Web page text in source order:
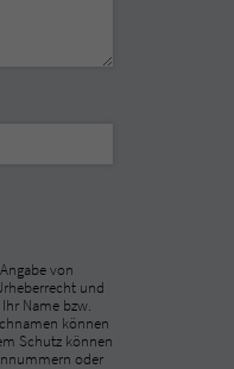
von
und
Name bzw.
können
Schutz können
oder